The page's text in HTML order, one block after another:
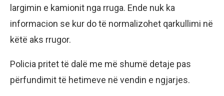
largimin e kamionit nga rruga. Ende nuk ka
informacion se kur do të normalizohet qarkullimi në
këtë aks rrugor.
Policia pritet të dalë me më shumë detaje pas
përfundimit të hetimeve në vendin e ngjarjes.